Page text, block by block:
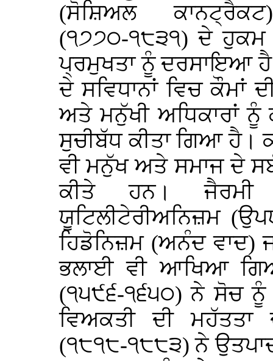
(ਸੋਸ਼ਿਅਲ
(੧੭੭੦-੧੮੩੧) ਦੇ ਹੁਕਮ
ਪ੍ਰਮੁਖਤਾ ਨੂੰ ਦਰਸਾਇਆ ਹੈ।
ਦੇ ਸਵਿਧਾਨਾਂ ਵਿਚ ਕੌਮਾਂ
ਅਤੇ ਮਨੁੱਖੀ ਅਧਿਕਾਰਾਂ
ਸੁਚੀਬੱਧ ਕੀਤਾ ਗਿਆ ਹੈ।
ਵੀ ਮਨੁੱਖ ਅਤੇ ਸਮਾਜ ਦੇ
ਕੀਤੇ ਹਨ। ਜੈਰਮੀ
ਯੂਟਿਲੀਟੇਰੀਅਨਿਜ਼ਮ
ਹਿਡੋਨਿਜ਼ਮ (ਅਨੰਦ ਵਾਦ)
ਭਲਾਈ ਵੀ ਆਖਿਆ
(੧੫੯੬-੧੬੫੦) ਨੇ ਸੋਚ
ਵਿਅਕਤੀ ਦੀ ਮਹੱਤਤਾ
(੧੮੧੮-੧੮੮੩) ਨੇ